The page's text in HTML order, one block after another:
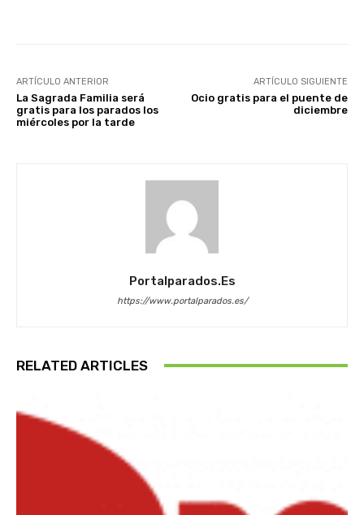
ARTÍCULO ANTERIOR
La Sagrada Familia será
gratis para los parados los
miércoles por la tarde
ARTÍCULO SIGUIENTE
Ocio gratis para el puente de
diciembre
Portalparados.es
https://www.portalparados.es/
RELATED ARTICLES